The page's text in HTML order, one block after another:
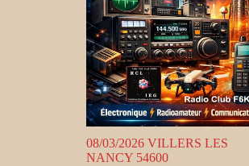
08/03/2026 VILLERS LES
NANCY 54600